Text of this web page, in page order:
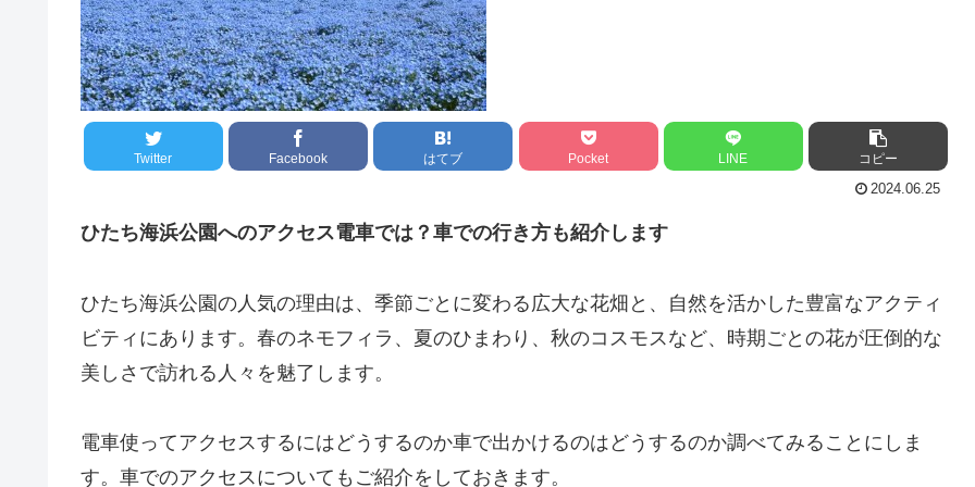
Twitter Facebook はてブ Pocket LINE コピー
2024.06.25
ひたち海浜公園へのアクセス電車では？車での行き方も紹介します
ひたち海浜公園の人気の理由は、季節ごとに変わる広大な花畑と、自然を活かした豊富なアクティ
ビティにあります。春のネモフィラ、夏のひまわり、秋のコスモスなど、時期ごとの花が圧倒的な
美しさで訪れる人々を魅了します。
電車使ってアクセスするにはどうするのか車で出かけるのはどうするのか調べてみることにしま
す。車でのアクセスについてもご紹介をしておきます。